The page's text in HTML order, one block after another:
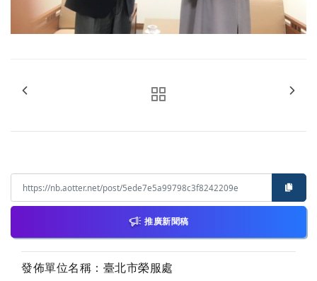
推廣新聞稿
發佈單位名稱：臺北市榮服處